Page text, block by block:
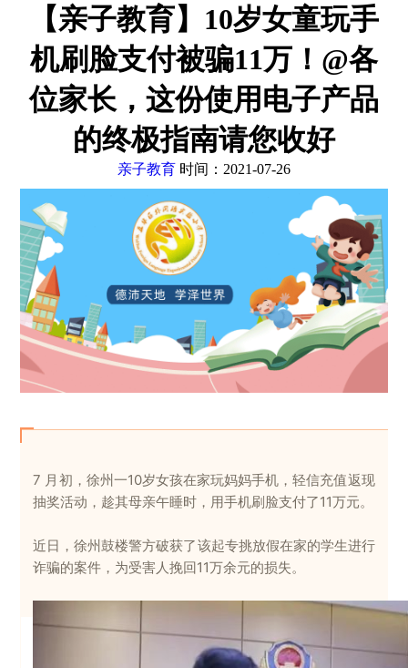
【亲子教育】10岁女童玩手
机刷脸支付被骗11万！@各
位家长，这份使用电子产品
的终极指南请您收好
亲子教育 时间：2021-07-26
7 月初，徐州一10岁女孩在家玩妈妈手机，轻信充值返现
抽奖活动，趁其母亲午睡时，用手机刷脸支付了11万元。
近日，徐州鼓楼警方破获了该起专挑放假在家的学生进行
诈骗的案件，为受害人挽回11万余元的损失。